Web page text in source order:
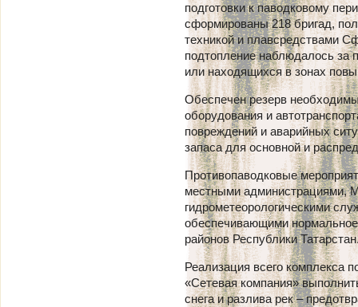
подготовки к паводковому
сформированы 218 бригад,
техникой и плавсредствами
подтопление наблюдалось за
или находящихся в зонах
Обеспечен резерв
оборудования и
повреждений и аварийных
запаса для основной и
Противопаводковые
местными администрациями,
гидрометеорологическими
обеспечивающими
районов Республики
Реализация всего комплекса
«Сетевая компания»
снега и разлива рек –